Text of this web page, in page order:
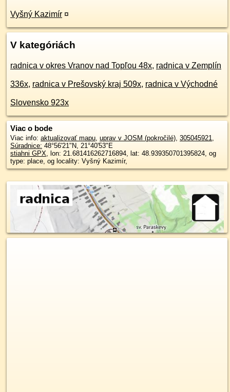
Vyšný Kazimír ¤
V kategóriách
radnica v okres Vranov nad Topľou 48x, radnica v Zemplín
336x, radnica v Prešovský kraj 509x, radnica v Východné
Slovensko 923x
Viac o bode
Viac info: aktualizovať mapu, uprav v JOSM (pokročilé), 305045921,
Súradnice: 48°56'21"N, 21°40'53"E
stiahni GPX, lon: 21.681416262716894, lat: 48.939350701395824, og
type: place, og locality: Vyšný Kazimír,